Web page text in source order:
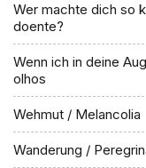
Wer machte dich so
doente?
Wenn ich in deine
olhos
Wehmut / Melancolia
Wanderung /